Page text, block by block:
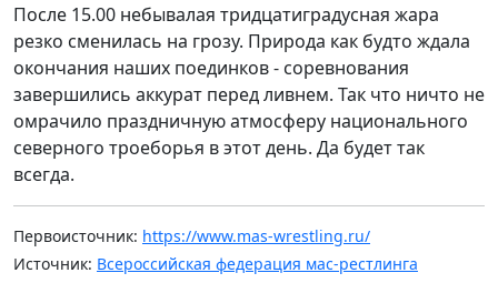
После 15.00 небывалая тридцатиградусная жара
резко сменилась на грозу. Природа как будто ждала
окончания наших поединков - соревнования
завершились аккурат перед ливнем. Так что ничто не
омрачило праздничную атмосферу национального
северного троеборья в этот день. Да будет так
всегда.
Первоисточник: https://www.mas-wrestling.ru/
Источник: Всероссийская федерация мас-рестлинга